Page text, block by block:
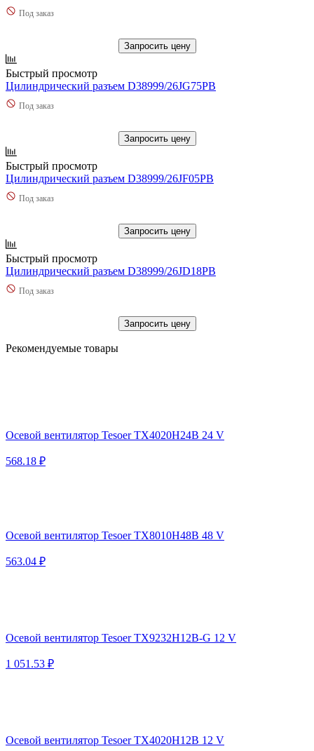
Под заказ
Запросить цену
Быстрый просмотр
Цилиндрический разъем D38999/26JG75PB
Под заказ
Запросить цену
Быстрый просмотр
Цилиндрический разъем D38999/26JF05PB
Под заказ
Запросить цену
Быстрый просмотр
Цилиндрический разъем D38999/26JD18PB
Под заказ
Запросить цену
Рекомендуемые товары
Осевой вентилятор Tesoer TX4020H24B 24 V
568.18 ₽
Осевой вентилятор Tesoer TX8010H48B 48 V
563.04 ₽
Осевой вентилятор Tesoer TX9232H12B-G 12 V
1 051.53 ₽
Осевой вентилятор Tesoer TX4020H12B 12 V